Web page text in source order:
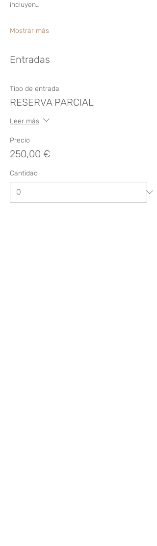
incluyen…
Mostrar más
Entradas
Tipo de entrada
RESERVA PARCIAL
Leer más
Precio
250,00 €
Cantidad